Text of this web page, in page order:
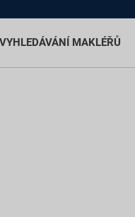
VYHLEDÁVÁNÍ MAKLÉŘŮ